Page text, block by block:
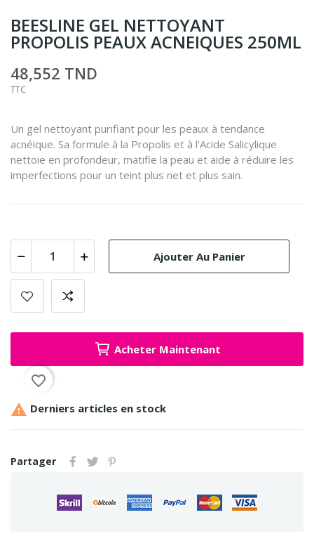
BEESLINE GEL NETTOYANT
PROPOLIS PEAUX ACNEIQUES 250ML
48,552 TND
TTC
Un gel nettoyant purifiant pour les peaux à tendance
acnéique. Sa formule à la Propolis et à l'Acide Salicylique
nettoie en profondeur, matifie la peau et aide à réduire les
imperfections pour un teint plus net et plus sain.
Ajouter Au Panier
Acheter Maintenant
favorite_border
 Derniers articles en stock
Partager